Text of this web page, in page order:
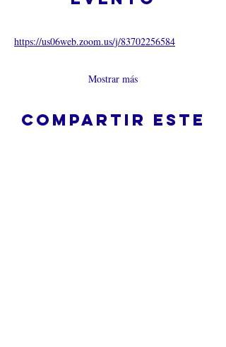
https://us06web.zoom.us/j/83702256584
Mostrar más
Compartir este